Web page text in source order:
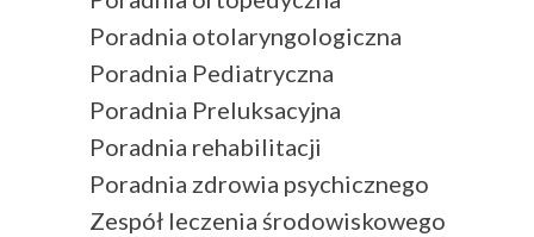
Poradnia otolaryngologiczna
Poradnia Pediatryczna
Poradnia Preluksacyjna
Poradnia rehabilitacji
Poradnia zdrowia psychicznego
Zespół leczenia środowiskowego